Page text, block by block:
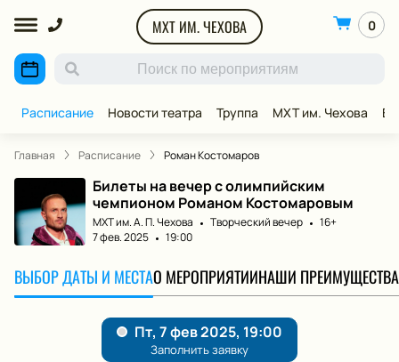
МХТ ИМ. ЧЕХОВА 0
Расписание Новости театра Труппа МХТ им. Чехова
Главная Расписание Роман Костомаров
Билеты на вечер с олимпийским
чемпионом Романом Костомаровым
МХТ им. А. П. Чехова Творческий вечер
16+
7 фев. 2025
19:00
ВЫБОР ДАТЫ И МЕСТАО МЕРОПРИЯТИИНАШИ ПРЕИМУЩЕСТВА